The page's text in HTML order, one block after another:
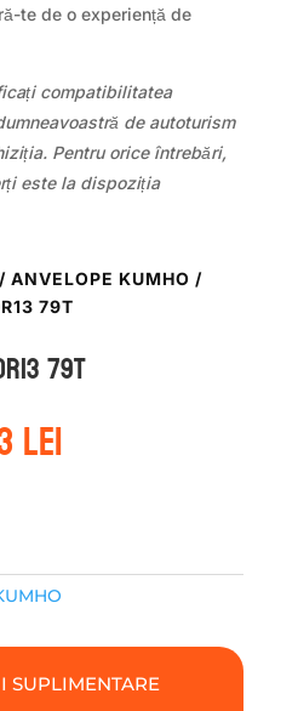
te de o experiență de
compatibilitatea
de autoturism
Pentru orice întrebări,
este la dispoziția
/ ANVELOPE KUMHO /
79T
79T
leiPrețul
curent
SUPLIMENTARE